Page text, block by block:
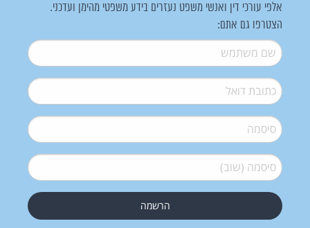
אלפי עורכי דין ואנשי משפט נעזרים בידע משפטי מהימן ועדכני.
הצטרפו גם אתם:
שם משתמש*
דואל*
סיסמה*
סיסמה (שוב)*